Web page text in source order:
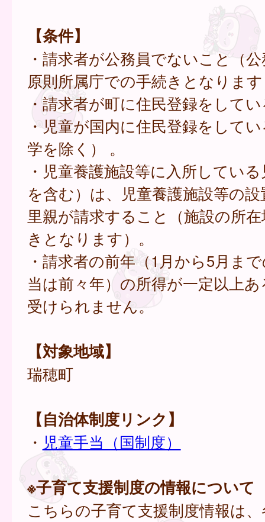
【条件】
・請求者が公務員でないこと（
原則所属庁での手続きとなりま
・請求者が町に住民登録をして
・児童が国内に住民登録をして
学を除く） 。
・児童養護施設等に入所してい
を含む）は、児童養護施設等の
里親が請求すること（施設の所
きとなります）。
・請求者の前年（1月から5月ま
当は前々年）の所得が一定以上
受けられません。
【対象地域】
瑞穂町
【自治体制度リンク】
・ 児童手当（国制度）
※子育て支援制度の情報について
こちらの子育て支援制度情報は